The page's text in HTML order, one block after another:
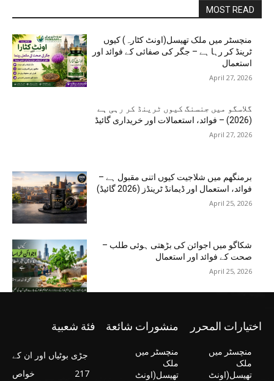
MOST READ
منچسٹر میں ملک تھیسل(اونٹ کٹارہ) کیوں
ٹرینڈ کر رہا ہے – جگر کی صفائی کے فوائد اور
استعمال
April 27, 2026
گلاسگو میں جنسنگ کیوں ٹرینڈ کر رہی ہے
(2026) – فوائد، استعمالات اور خریداری گائیڈ
April 27, 2026
برمنگھم میں شلاجیت کیوں اتنی مقبول ہے –
فوائد، استعمال اور ڈیمانڈ ٹرینڈز (2026 گائیڈ)
April 25, 2026
شکاگو میں اجوائن کی بڑھتی ہوئی طلب –
صحت کے فوائد اور استعمال
April 25, 2026
اختيارات المحرر
منچسٹر میں
ملک
تھیسل(اونٹ
منشورات شائعة
منچسٹر میں
ملک
تھیسل(اونٹ
فئة شعبية
جڑی بوٹیاں اور ان کے
خواص
217